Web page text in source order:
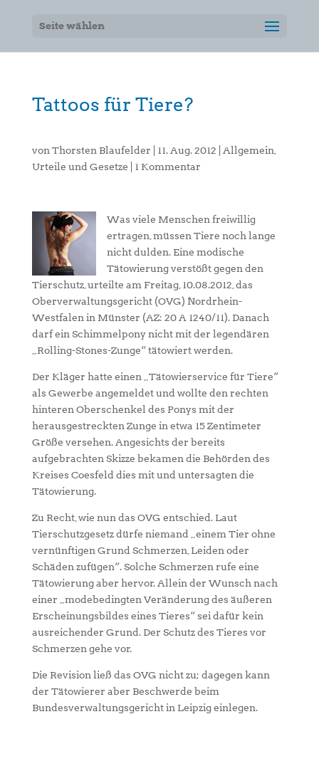
Seite wählen
Tattoos für Tiere?
von Thorsten Blaufelder 11. Aug. 2012 Allgemein
Urteile und Gesetze
1 Kommentar
Was viele Menschen freiwillig
ertragen, müssen Tiere noch lange
nicht dulden. Eine modische
Tätowierung verstößt gegen den
Tierschutz, urteilte am Freitag, 10.08.2012, das
Oberverwaltungsgericht (OVG) Nordrhein-
Westfalen in Münster (AZ: 20 A 1240/11). Danach
darf ein Schimmelpony nicht mit der legendären
„Rolling-Stones-Zunge“ tätowiert werden.
Der Kläger hatte einen „Tätowierservice für Tiere“
als Gewerbe angemeldet und wollte den rechten
hinteren Oberschenkel des Ponys mit der
herausgestreckten Zunge in etwa 15 Zentimeter
Größe versehen. Angesichts der bereits
aufgebrachten Skizze bekamen die Behörden des
Kreises Coesfeld dies mit und untersagten die
Tätowierung.
Zu Recht, wie nun das OVG entschied. Laut
Tierschutzgesetz dürfe niemand „einem Tier ohne
vernünftigen Grund Schmerzen, Leiden oder
Schäden zufügen“. Solche Schmerzen rufe eine
Tätowierung aber hervor. Allein der Wunsch nach
einer „modebedingten Veränderung des äußeren
Erscheinungsbildes eines Tieres“ sei dafür kein
ausreichender Grund. Der Schutz des Tieres vor
Schmerzen gehe vor.
Die Revision ließ das OVG nicht zu; dagegen kann
der Tätowierer aber Beschwerde beim
Bundesverwaltungsgericht in Leipzig einlegen.